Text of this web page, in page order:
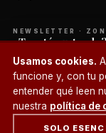
© 2026 Zona
Usamos cookies.
funcione y, con tu
entender qué leen
nuestra política de
SOLO
¿Un café?
NEWSLETTER ·
¿Te está
correo.